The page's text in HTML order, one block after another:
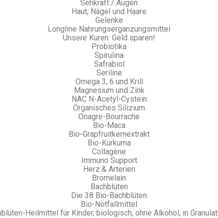
Sehkraft / Augen
Haut, Nägel und Haare
Gelenke
Longline Nahrungsergänzungsmittel
Unsere Kuren: Geld sparen!
Probiotika
Spirulina
Safrabiol
Seriline
Omega 3, 6 und Krill
Magnesium und Zink
NAC N-Acetyl-Cystein
Organisches Silizium
Onagre-Bourrache
Bio-Maca
Bio-Grapfruitkernextrakt
Bio-Kurkuma
Collagène
Immuno Support
Herz & Arterien
Bromelain
Bachblüten
Die 38 Bio-Bachblüten
Bio-Notfallmittel
Heilmittel für Kinder, biologisch, ohne Alkohol, in